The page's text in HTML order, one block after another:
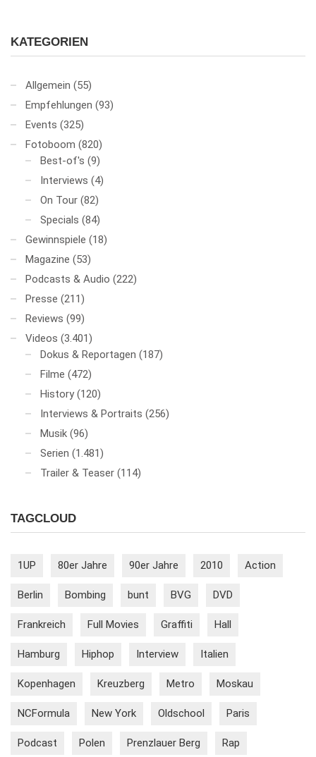
KATEGORIEN
Allgemein (55)
Empfehlungen (93)
Events (325)
Fotoboom (820)
Best-of's (9)
Interviews (4)
On Tour (82)
Specials (84)
Gewinnspiele (18)
Magazine (53)
Podcasts & Audio (222)
Presse (211)
Reviews (99)
Videos (3.401)
Dokus & Reportagen (187)
Filme (472)
History (120)
Interviews & Portraits (256)
Musik (96)
Serien (1.481)
Trailer & Teaser (114)
TAGCLOUD
1UP 80er Jahre 90er Jahre 2010 Action
Berlin Bombing bunt BVG DVD
Frankreich Full Movies Graffiti Hall
Hamburg Hiphop Interview Italien
Kopenhagen Kreuzberg Metro Moskau
NCFormula New York Oldschool Paris
Podcast Polen Prenzlauer Berg Rap